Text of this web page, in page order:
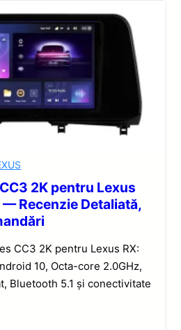
2K pentru Lexus
Recenzie Detaliată,
CC3 2K pentru Lexus RX:
10, Octa-core 2.0GHz,
Bluetooth 5.1 și conectivitate